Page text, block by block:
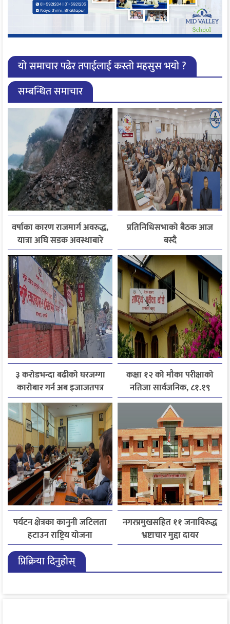
यो समाचार पढेर तपाईलाई कस्तो महसुस भयो ?
सम्बन्धित समाचार
वर्षाका कारण राजमार्ग अवरुद्ध,
यात्रा अघि सडक अवस्थाबारे
जानकारी लिन आग्रह
प्रतिनिधिसभाको बैठक आज
बस्दै
३ करोडभन्दा बढीको घरजग्गा
कारोबार गर्न अब इजाजतपत्र
अनिवार्य
कक्षा १२ को मौका परीक्षाको
नतिजा सार्वजनिक, ८१.१९
प्रतिशत विद्यार्थी उत्तीर्ण
पर्यटन क्षेत्रका कानुनी जटिलता
हटाउन राष्ट्रिय योजना
आयोगसमक्ष होटल संघ
बागमतीका पाँचबुँदे माग
नगरप्रमुखसहित ११ जनाविरुद्ध
भ्रष्टाचार मुद्दा दायर
प्रिक्रिया दिनुहोस्